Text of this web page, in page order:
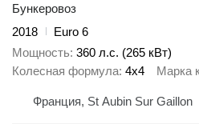
Бункеровоз
2018
Euro 6
Мощность 360 л.с. (265 кВт)
Колесная формула 4x4 Марка
Франция, St Aubin Sur Gaillon